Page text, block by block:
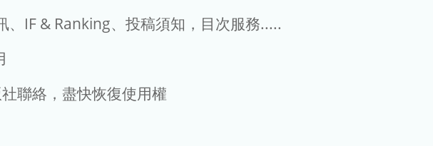
、IF & Ranking、投稿須知，目次服務.....
聯絡，盡快恢復使用權